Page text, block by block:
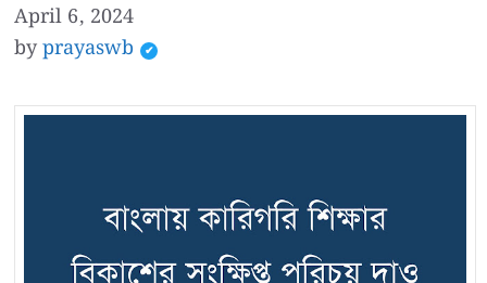
April 6, 2024
byprayaswb